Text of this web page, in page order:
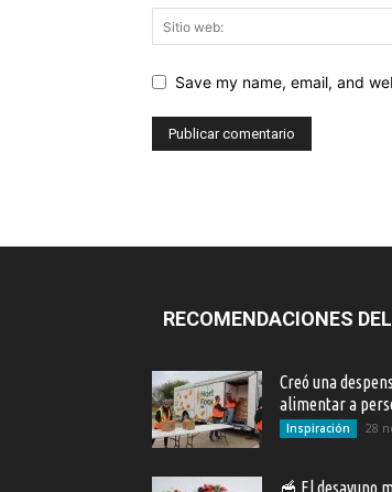
Save my name, email, and
RECOMENDACIONES
Creó una
alimentar a
Inspiración 28
🥣 El desayuno